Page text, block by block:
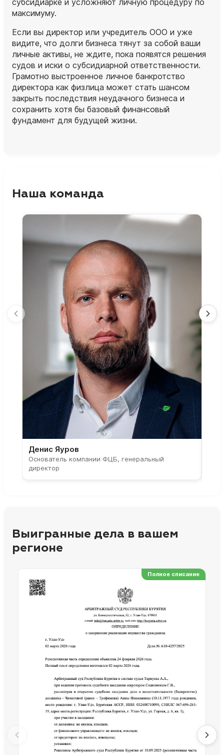
субсидиарке и усложняют личную процедуру по
максимуму.
Если вы директор или учредитель ООО и уже
видите, что долги бизнеса тянут за собой ваши
личные активы, не ждите, пока появятся решения
судов и иски о субсидиарной ответственности.
Грамотно выстроенное личное банкротство
директора как физлица может стать шансом
закрыть последствия неудачного бизнеса и
сохранить хотя бы базовый финансовый
фундамент для будущей жизни.
Наша команда
Денис Яуров
Основатель компании ФЦБ, генеральный
директор
Выигранные дела в вашем
регионе
Полное списание